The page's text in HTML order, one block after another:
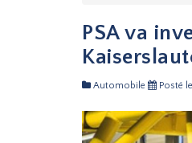
PSA va
Automobile Posté